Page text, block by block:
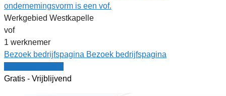
ondernemingsvorm is een vof.
Werkgebied Westkapelle
vof
1 werknemer
Bezoek bedrijfspagina Bezoek bedrijfspagina
Gratis - Vrijblijvend